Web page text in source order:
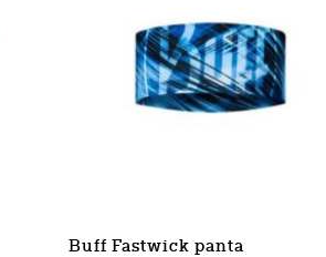
Buff Fastwick panta